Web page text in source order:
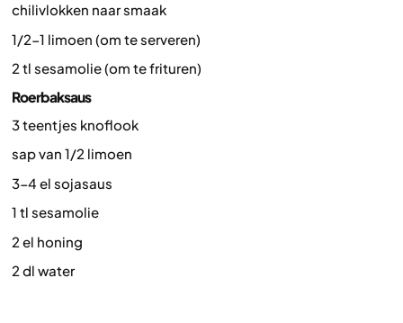
chilivlokken naar smaak
1/2-1 limoen (om te serveren)
2 tl sesamolie (om te frituren)
Roerbaksaus
3 teentjes knoflook
sap van 1/2 limoen
3-4 el sojasaus
1 tl sesamolie
2 el honing
2 dl water